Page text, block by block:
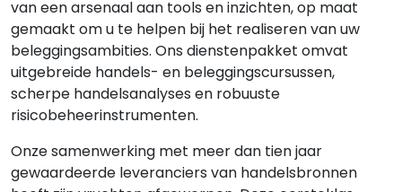
van een arsenaal aan tools en inzichten, op maat
gemaakt om u te helpen bij het realiseren van uw
beleggingsambities. Ons dienstenpakket omvat
uitgebreide handels- en beleggingscursussen,
scherpe handelsanalyses en robuuste
risicobeheerinstrumenten.
Onze samenwerking met meer dan tien jaar
gewaardeerde leveranciers van handelsbronnen